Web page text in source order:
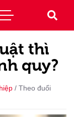
thì
quy?
/ Theo đuổi